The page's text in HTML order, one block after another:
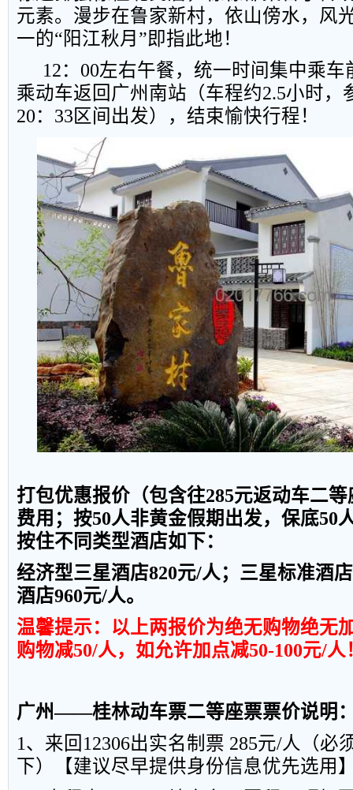
元素。漫步在鲁家新村，依山傍水，风
一的“阳江秋月”即指此地！
12： 00左右午餐，统一时间集中乘车
乘动车返回广州南站（车程约2.5小时，
20： 33 区间出发），结束愉快行程！
打包优惠报价（包含往285元返动车二
费用；按50人非黄金假期出发，保底50
按住不同类型酒店如下：
经济型三星酒店820元/人；三星标准酒店
酒店960元/人。
温馨提示：以上两报价为绝无购物绝无
购物减50/人，如允许加点减50-100元/人
广州——桂林动车票二等座票票价说明
1、来回 12306出实名制票 285元/人（必
下）【建议尽早提供身份信息优先选用